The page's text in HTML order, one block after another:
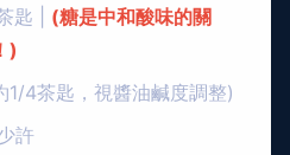
匙 | (糖是中和酸味的關
)
1/4茶匙，視醬油鹹度調整)
許